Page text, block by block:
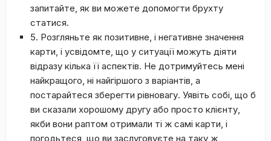
запитайте, як ви можете допомогти брухту
статися.
5. Розгляньте як позитивне, і негативне значення
карти, і усвідомте, що у ситуації можуть діяти
відразу кілька її аспектів. Не дотримуйтесь мені
найкращого, ні найгіршого з варіантів, а
постарайтеся зберегти рівновагу. Уявіть собі, що б
ви сказали хорошому другу або просто клієнту,
якби вони раптом отримали ті ж самі карти, і
погодьтеся, що ви заслуговуєте на таку ж